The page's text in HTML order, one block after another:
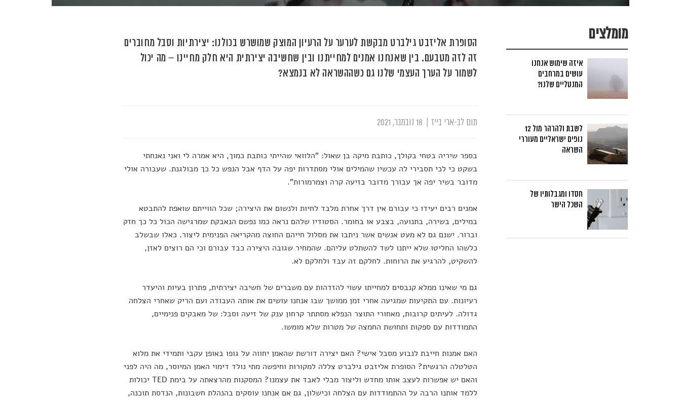
הסופרת אליזבט גילברט מבקשת לערער על הרעיון המוצק שמושרש בכולנו: יצירתיות וסבל מחוברים
זה לזה מטבעם. בין שאנחנו אמנים למחייתנו ובין שחשיבה יצירתית היא חלק מחיינו – מה יכול
לשמור על הערך העצמי שלנו גם כשההשראה לא בנמצא?
תום לב-ארי בייז
בספר שיריה בטחי בקולך, כותבת מיקה בן שאול: "הלוואי שהייתי כותבת כמוך, היא אמרה לי ואני נאנחתי
בשקט כי לכי תסבירי לה עכשיו שהמילים אולי מסתדרות יפה על הדף אבל הנפש כל כך מבולגנת. שעבורה אולי
מדובר בשיר יפה אך עבורך מדובר בזיעה קרה וצמרמורות".
אמנים רבים יעידו כי עבורם אין דרך אחרת מלבד לחיות ולנשום את היצירה; שכל הווייתם שואפת להתבטא
במילים, בשירה, בתנועה, בצבע או בחומר. הסטודיו שלהם נראה כמו נפשם הנאבקת שמרגישה הכול כל כך חזק
וברור. ישנם גם לא מעט אנשים אשר ניתבו את מסלול חייהם החוצה מהקריאה הפנימית ליצור. כאלו שבשלב
כלשהו החליטו שלא ייתנו לשד להשתלט עליהם. שהמחיר שגובה היצירה כבד עבורם וכי הם רוצים לאזן,
להשקיט, להרגיע את הרוחות. לחלקם זה עבד ולחלקם לא.
גם מי שאינו ממלא קנבסים למחייתו עשוי להזדהות עם משברים של חשיבה יצירתית, פתרון בעיות והיעדר
רעיונות. עם התקיעות שמגיעה אחרי זמן ממושך שבו אנחנו עושים את אותה העבודה ועם הריק שאחרי הצלחה
גדולה. לעיתים קרובות, מאחורי התוצר הנפלא מסתתר קרחון ענק של זיעה וסבל: של מאבקים פנימיים,
התמודדות עם ספקות ותחושת החמצה של מטרות שלא מומשו.
האם אמנות חייבת לנבוע מסבל אישי? האם יצירה דורשת שהאמן יחווה על גופו באופן עקבי ותמידי את מלוא
הטלטלה הרגשית? הסופרת אליזבט גילברט צללה למקורות וחיפשה מתי נולד דימוי האמן המיוסר, מה היה לפני
והאם יש אפשרות לעצב אותו מחדש וליצור מבלי לאבד את עצמנו? המסקנות מהרצאתה על בימת TED יכולות
ללמד אותנו הרבה על ההתמודדות עם הצלחה וכישלון, גם אם אנחנו עוסקים בהנהלת חשבונות, הנדסת תוכנה,
מומלצים
איזה שימוש אנחנו
עושים במרחבים
המנטליים שלנו?
לשבת ולהרהר מול 12
נופים ישראליים מעוררי
השראה
חסדו ומגבלותיו של
השכל הישר